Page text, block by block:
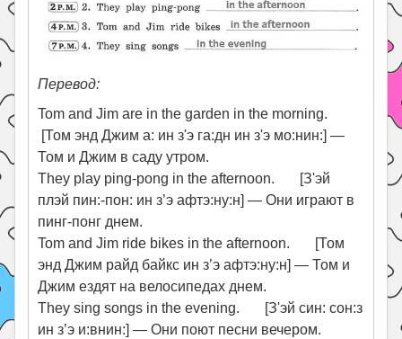
Перевод:
Tom and Jim are in the garden in the morning.
[Том энд Джим а: ин з'э га:дн ин з'э мо:нин:] —
Том и Джим в саду утром.
They play ping-pong in the afternoon. [З'эй
плэй пин:-пон: ин з’э афтэ:ну:н] — Они играют в
пинг-понг днем.
Tom and Jim ride bikes in the afternoon. [Том
энд Джим райд байкс ин з’э афтэ:ну:н] — Том и
Джим ездят на велосипедах днем.
They sing songs in the evening. [З'эй син: сон:з
ин з’э и:внин:] — Они поют песни вечером.